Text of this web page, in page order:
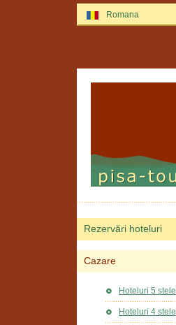
Rezervări hoteluri
Cazare
Hoteluri 5 stele
Hoteluri 4 stele
Romana